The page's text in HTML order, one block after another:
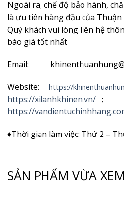
Ngoài ra, chế độ bảo hành,
là ưu tiên hàng đầu của Thuận
Quý khách vui lòng liên hệ
báo giá tốt nhất
Email:
Website: https://
https://xilanhkhinen.vn/ ;
https://
♦Thời gian làm việc: Thứ 2 –
SẢN PHẨM VỪA XEM